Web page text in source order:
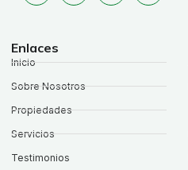
Enlaces
Inicio
Sobre Nosotros
Propiedades
Servicios
Testimonios